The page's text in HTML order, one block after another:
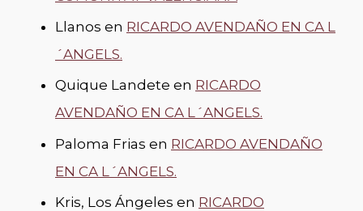
Llanos en RICARDO AVENDAÑO EN CA L
´ANGELS.
Quique Landete en RICARDO
AVENDAÑO EN CA L´ANGELS.
Paloma Frias en RICARDO AVENDAÑO
EN CA L´ANGELS.
Kris, Los Ángeles en RICARDO